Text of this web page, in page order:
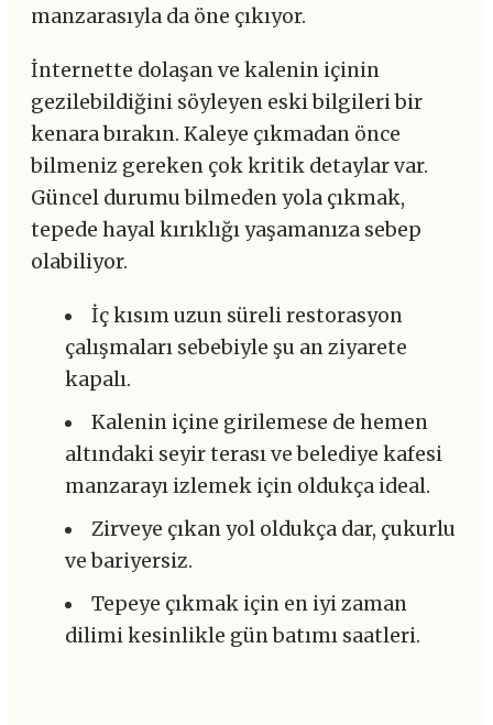
manzarasıyla da öne çıkıyor.
İnternette dolaşan ve kalenin içinin
gezilebildiğini söyleyen eski bilgileri bir
kenara bırakın. Kaleye çıkmadan önce
bilmeniz gereken çok kritik detaylar var.
Güncel durumu bilmeden yola çıkmak,
tepede hayal kırıklığı yaşamanıza sebep
olabiliyor.
İç kısım uzun süreli restorasyon
çalışmaları sebebiyle şu an ziyarete
kapalı.
Kalenin içine girilemese de hemen
altındaki seyir terası ve belediye kafesi
manzarayı izlemek için oldukça ideal.
Zirveye çıkan yol oldukça dar, çukurlu
ve bariyersiz.
Tepeye çıkmak için en iyi zaman
dilimi kesinlikle gün batımı saatleri.